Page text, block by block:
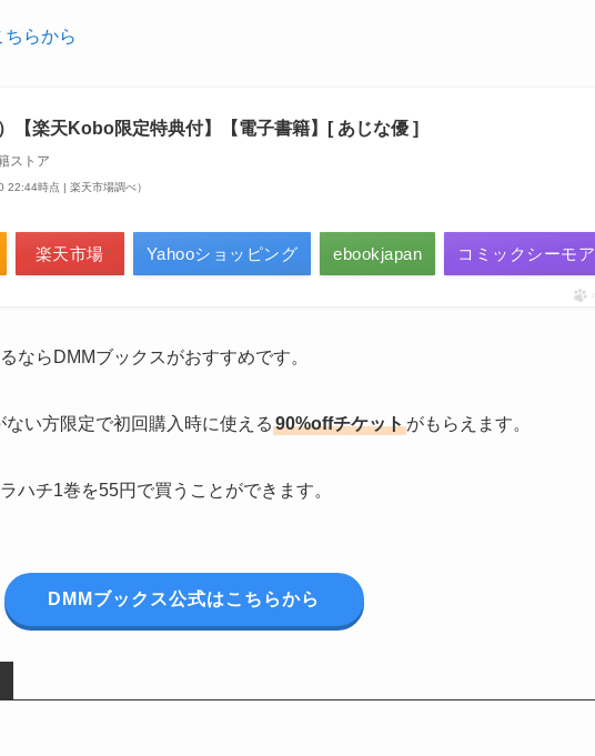
らから
【楽天Kobo限定特典付】【電子書籍】[ あじな優 ]
ストア
22:44時点 | 楽天市場調べ）
楽天市場 Yahooショッピング ebookjapan コミックシーモア
ならDMMブックスがおすすめです。
い方限定で初回購入時に使える 90%offチケットがもらえます。
ハチ1巻を55円で買うことができます。
DMMブックス公式はこちらから